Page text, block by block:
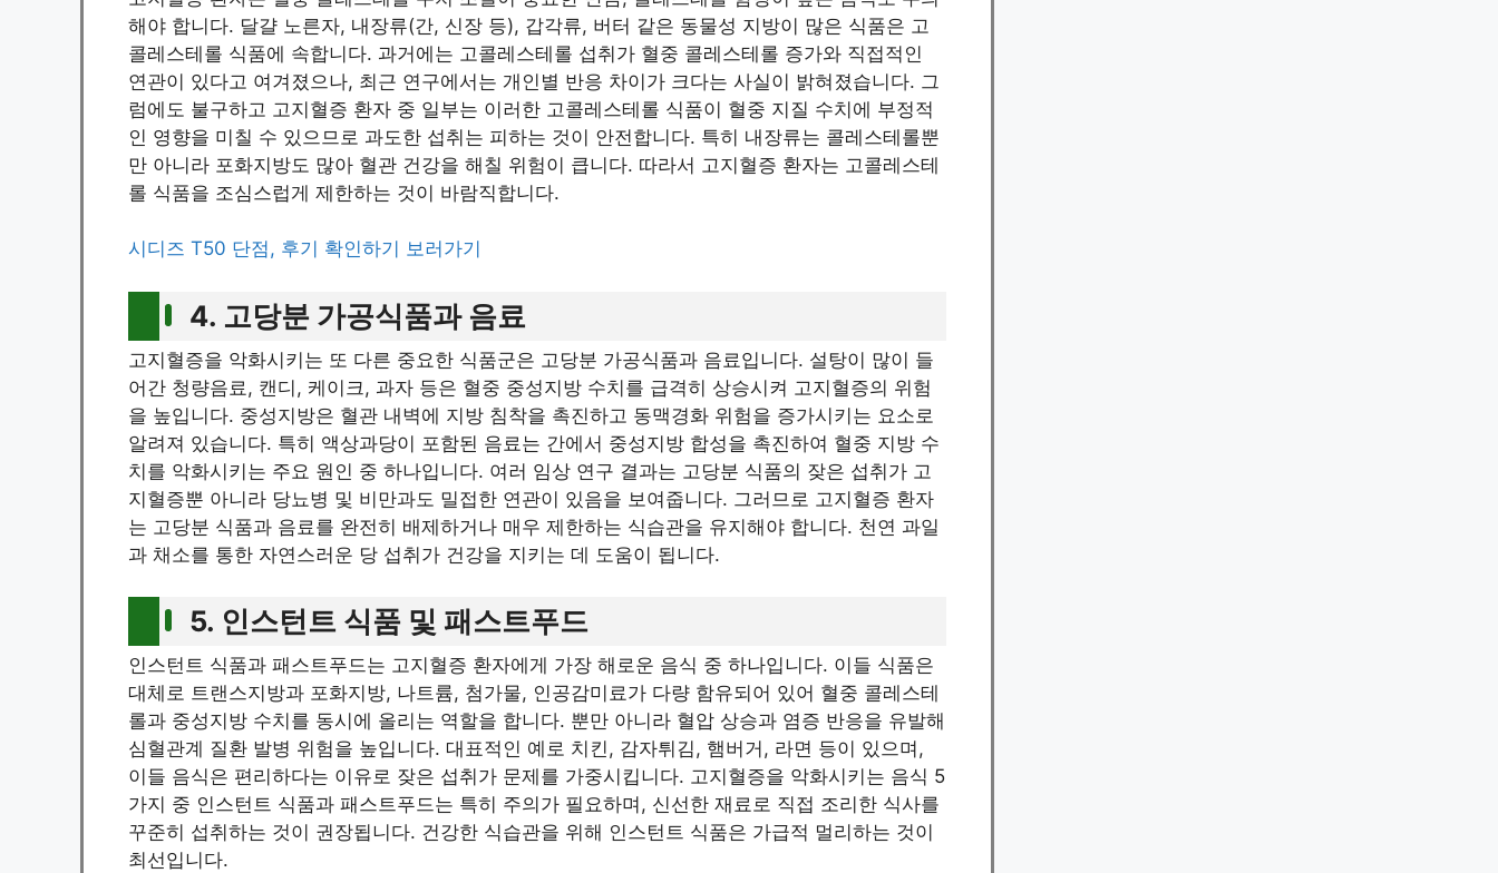
해야 합니다. 달걀 노른자, 내장류(간, 신장 등), 갑각류, 버터 같은 동물성 지방이 많은 식품은 고
콜레스테롤 식품에 속합니다. 과거에는 고콜레스테롤 섭취가 혈중 콜레스테롤 증가와 직접적인
연관이 있다고 여겨졌으나, 최근 연구에서는 개인별 반응 차이가 크다는 사실이 밝혀졌습니다. 그
럼에도 불구하고 고지혈증 환자 중 일부는 이러한 고콜레스테롤 식품이 혈중 지질 수치에 부정적
인 영향을 미칠 수 있으므로 과도한 섭취는 피하는 것이 안전합니다. 특히 내장류는 콜레스테롤뿐
만 아니라 포화지방도 많아 혈관 건강을 해칠 위험이 큽니다. 따라서 고지혈증 환자는 고콜레스테
롤 식품을 조심스럽게 제한하는 것이 바람직합니다.
시디즈 T50 단점, 후기 확인하기 보러가기
4. 고당분 가공식품과 음료
고지혈증을 악화시키는 또 다른 중요한 식품군은 고당분 가공식품과 음료입니다. 설탕이 많이 들
어간 청량음료, 캔디, 케이크, 과자 등은 혈중 중성지방 수치를 급격히 상승시켜 고지혈증의 위험
을 높입니다. 중성지방은 혈관 내벽에 지방 침착을 촉진하고 동맥경화 위험을 증가시키는 요소로
알려져 있습니다. 특히 액상과당이 포함된 음료는 간에서 중성지방 합성을 촉진하여 혈중 지방 수
치를 악화시키는 주요 원인 중 하나입니다. 여러 임상 연구 결과는 고당분 식품의 잦은 섭취가 고
지혈증뿐 아니라 당뇨병 및 비만과도 밀접한 연관이 있음을 보여줍니다. 그러므로 고지혈증 환자
는 고당분 식품과 음료를 완전히 배제하거나 매우 제한하는 식습관을 유지해야 합니다. 천연 과일
과 채소를 통한 자연스러운 당 섭취가 건강을 지키는 데 도움이 됩니다.
5. 인스턴트 식품 및 패스트푸드
인스턴트 식품과 패스트푸드는 고지혈증 환자에게 가장 해로운 음식 중 하나입니다. 이들 식품은
대체로 트랜스지방과 포화지방, 나트륨, 첨가물, 인공감미료가 다량 함유되어 있어 혈중 콜레스테
롤과 중성지방 수치를 동시에 올리는 역할을 합니다. 뿐만 아니라 혈압 상승과 염증 반응을 유발해
심혈관계 질환 발병 위험을 높입니다. 대표적인 예로 치킨, 감자튀김, 햄버거, 라면 등이 있으며,
이들 음식은 편리하다는 이유로 잦은 섭취가 문제를 가중시킵니다. 고지혈증을 악화시키는 음식 5
가지 중 인스턴트 식품과 패스트푸드는 특히 주의가 필요하며, 신선한 재료로 직접 조리한 식사를
꾸준히 섭취하는 것이 권장됩니다. 건강한 식습관을 위해 인스턴트 식품은 가급적 멀리하는 것이
최선입니다.